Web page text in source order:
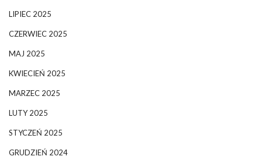
LIPIEC 2025
CZERWIEC 2025
MAJ 2025
KWIECIEŃ 2025
MARZEC 2025
LUTY 2025
STYCZEŃ 2025
GRUDZIEŃ 2024